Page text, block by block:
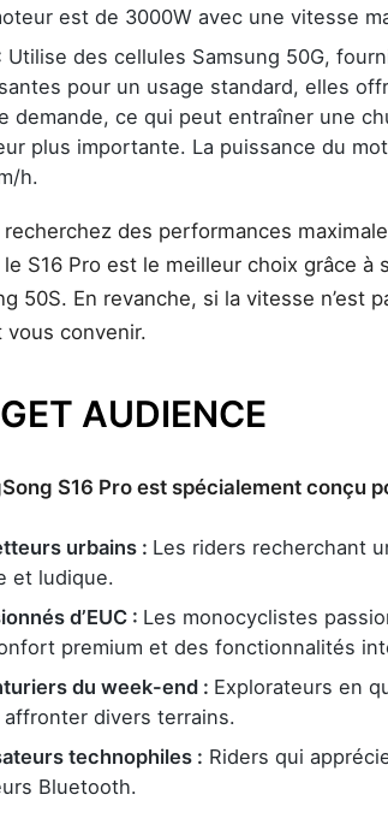
est de 3000W avec une vitesse
Utilise des cellules Samsung 50G,
pour un usage standard, elles
demande, ce qui peut entraîner une
plus importante. La puissance du
h.
recherchez des performances
le S16 Pro est le meilleur choix grâce
50S. En revanche, si la vitesse n’est
vous convenir.
AUDIENCE
S16 Pro est spécialement conçu
urbains : Les riders recherchant
et ludique.
d’EUC : Les monocyclistes
premium et des fonctionnalités
du week-end : Explorateurs en
affronter divers terrains.
technophiles : Riders qui
Bluetooth.